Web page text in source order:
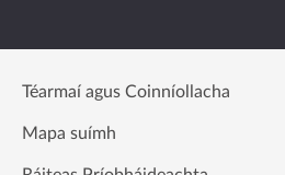
Téarmaí agus Coinníollacha
Mapa suímh